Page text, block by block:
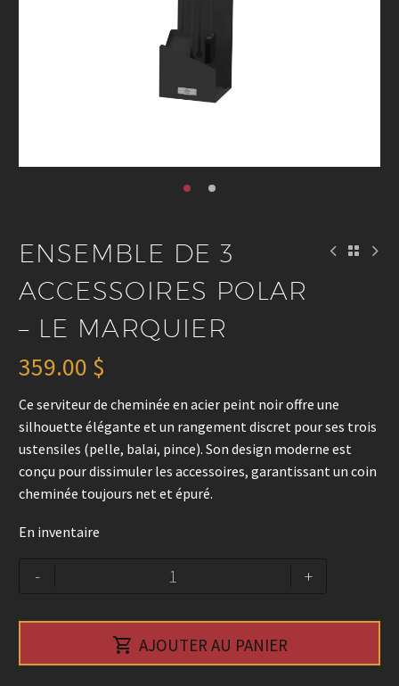
ENSEMBLE DE 3
ACCESSOIRES POLAR
– LE MARQUIER
359.00 $
Ce serviteur de cheminée en acier peint noir offre une
silhouette élégante et un rangement discret pour ses trois
ustensiles (pelle, balai, pince). Son design moderne est
conçu pour dissimuler les accessoires, garantissant un coin
cheminée toujours net et épuré.
En inventaire
- +
 AJOUTER AU PANIER